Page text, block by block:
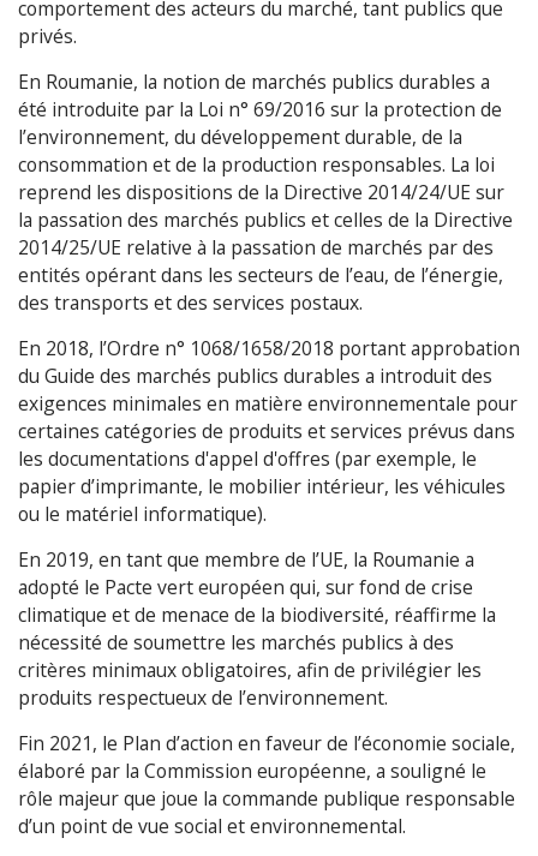
comportement des acteurs du marché, tant publics que
privés.
En Roumanie, la notion de marchés publics durables a
été introduite par la Loi n° 69/2016 sur la protection de
l’environnement, du développement durable, de la
consommation et de la production responsables. La loi
reprend les dispositions de la Directive 2014/24/UE sur
la passation des marchés publics et celles de la Directive
2014/25/UE relative à la passation de marchés par des
entités opérant dans les secteurs de l’eau, de l’énergie,
des transports et des services postaux.
En 2018, l’Ordre n° 1068/1658/2018 portant approbation
du Guide des marchés publics durables a introduit des
exigences minimales en matière environnementale pour
certaines catégories de produits et services prévus dans
les documentations d'appel d'offres (par exemple, le
papier d’imprimante, le mobilier intérieur, les véhicules
ou le matériel informatique).
En 2019, en tant que membre de l’UE, la Roumanie a
adopté le Pacte vert européen qui, sur fond de crise
climatique et de menace de la biodiversité, réaffirme la
nécessité de soumettre les marchés publics à des
critères minimaux obligatoires, afin de privilégier les
produits respectueux de l’environnement.
Fin 2021, le Plan d’action en faveur de l’économie sociale,
élaboré par la Commission européenne, a souligné le
rôle majeur que joue la commande publique responsable
d’un point de vue social et environnemental.